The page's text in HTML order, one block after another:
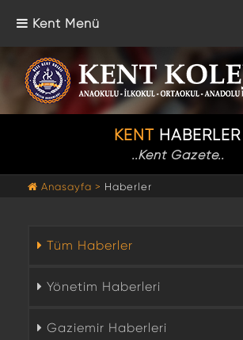
Kent Menü
KENT HABERLER
..Kent Gazete..
Anasayfa > Haberler
Tüm Haberler
Yönetim Haberleri
Gaziemir Haberleri